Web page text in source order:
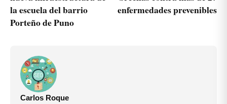
la escuela del barrio
Porteño de Puno
enfermedades prevenibles
Carlos Roque